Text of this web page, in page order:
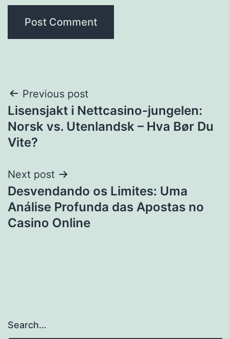
Previous post
Lisensjakt i Nettcasino-jungelen:
Norsk vs. Utenlandsk – Hva Bør Du
Vite?
Next post
Desvendando os Limites: Uma
Análise Profunda das Apostas no
Casino Online
Search…